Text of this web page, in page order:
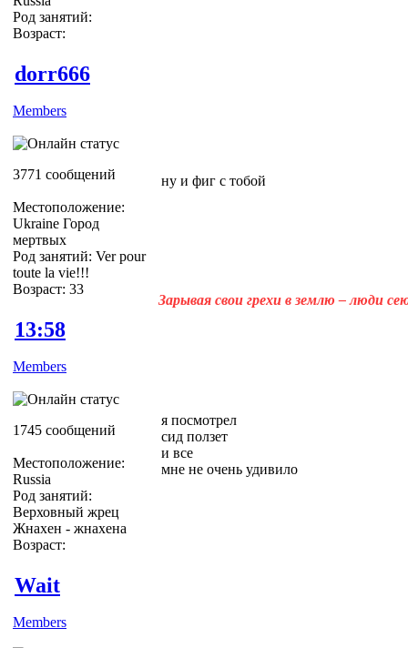
Род занятий:
Возраст:
dorr666
Members
3771 сообщений
Местоположение:
Ukraine Город
мертвых
Род занятий: Ver pour
toute la vie!!!
Возраст: 33
ну и фиг с тобой
Зарывая свои грехи в землю – люди
13:58
Members
1745 сообщений
Местоположение:
Russia
Род занятий:
Верховный жрец
Жнахен - жнахена
Возраст:
я посмотрел
сид ползет
и все
мне не очень удивило
Wait
Members